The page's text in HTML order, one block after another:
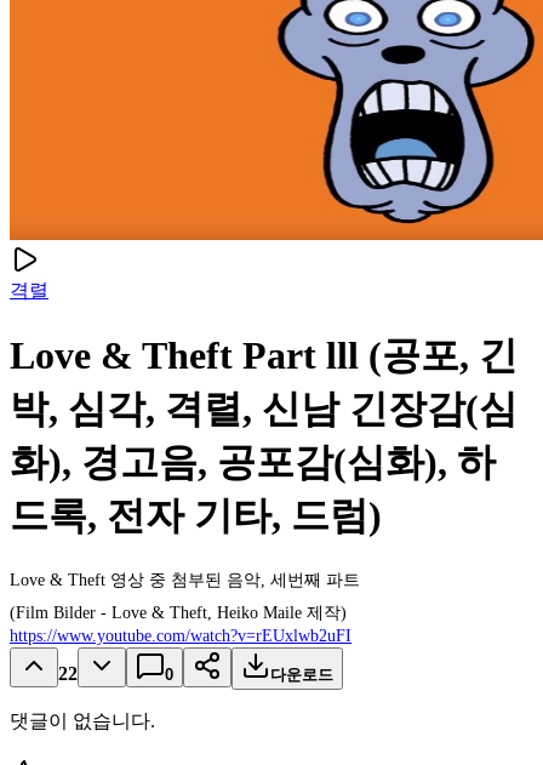
격렬
Love & Theft Part lll (공포, 긴
박, 심각, 격렬, 신남 긴장감(심
화), 경고음, 공포감(심화), 하
드록, 전자 기타, 드럼)
Love & Theft 영상 중 첨부된 음악, 세번째 파트
(Film Bilder - Love & Theft, Heiko Maile 제작)
https://www.youtube.com/watch?v=rEUxlwb2uFI
22 0 다운로드
댓글이 없습니다.